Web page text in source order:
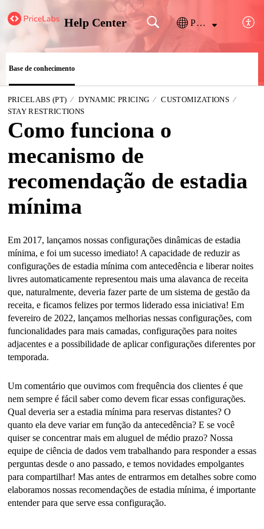
Help Center Português
Base de conhecimento
PRICELABS (PT) DYNAMIC PRICING
CUSTOMIZATIONS
STAY RESTRICTIONS
Como funciona o
mecanismo de
recomendação de estadia
mínima
Em 2017, lançamos nossas configurações dinâmicas de estadia
mínima, e foi um sucesso imediato! A capacidade de reduzir as
configurações de estadia mínima com antecedência e liberar noites
livres automaticamente representou mais uma alavanca de receita
que, naturalmente, deveria fazer parte de um sistema de gestão da
receita, e ficamos felizes por termos liderado essa iniciativa! Em
fevereiro de 2022, lançamos melhorias nessas configurações, com
funcionalidades para mais camadas, configurações para noites
adjacentes e a possibilidade de aplicar configurações diferentes por
temporada.
Um comentário que ouvimos com frequência dos clientes é que
nem sempre é fácil saber como devem ficar essas configurações.
Qual deveria ser a estadia mínima para reservas distantes? O
quanto ela deve variar em função da antecedência? E se você
quiser se concentrar mais em aluguel de médio prazo? Nossa
equipe de ciência de dados vem trabalhando para responder a essas
perguntas desde o ano passado, e temos novidades empolgantes
para compartilhar! Mas antes de entrarmos em detalhes sobre como
elaboramos nossas recomendações de estadia mínima, é importante
entender para que serve essa configuração.